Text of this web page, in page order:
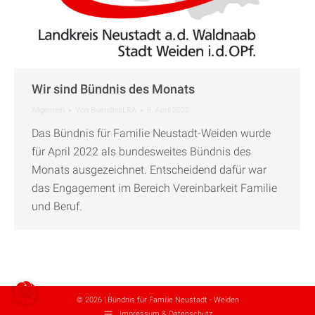
Wir sind Bündnis des Monats
Von BuendnisLRA 6. April 2022
Das Bündnis für Familie Neustadt-Weiden wurde
für April 2022 als bundesweites Bündnis des
Monats ausgezeichnet. Entscheidend dafür war
das Engagement im Bereich Vereinbarkeit Familie
und Beruf.
© 2026 | Bündnis für Familie Neustadt - Weiden